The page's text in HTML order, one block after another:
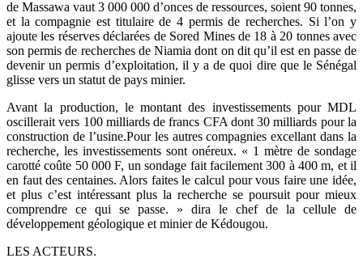
de Massawa vaut 3 000 000 d’onces de ressources, soient 90 tonnes,
et la compagnie est titulaire de 4 permis de recherches. Si l’on y
ajoute les réserves déclarées de Sored Mines de 18 à 20 tonnes avec
son permis de recherches de Niamia dont on dit qu’il est en passe de
devenir un permis d’exploitation, il y a de quoi dire que le Sénégal
glisse vers un statut de pays minier.
Avant la production, le montant des investissements pour MDL
oscillerait vers 100 milliards de francs CFA dont 30 milliards pour la
construction de l’usine.Pour les autres compagnies excellant dans la
recherche, les investissements sont onéreux. « 1 mètre de sondage
carotté coûte 50 000 F, un sondage fait facilement 300 à 400 m, et il
en faut des centaines. Alors faites le calcul pour vous faire une idée,
et plus c’est intéressant plus la recherche se poursuit pour mieux
comprendre ce qui se passe. » dira le chef de la cellule de
développement géologique et minier de Kédougou.
LES ACTEURS.